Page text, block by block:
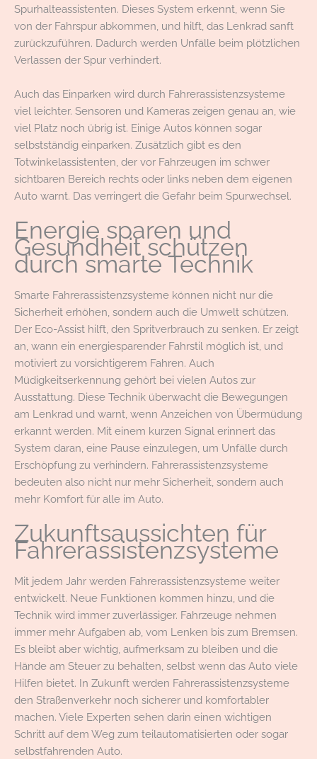
Spurhalteassistenten. Dieses System erkennt, wenn Sie
von der Fahrspur abkommen, und hilft, das Lenkrad sanft
zurückzuführen. Dadurch werden Unfälle beim plötzlichen
Verlassen der Spur verhindert.
Auch das Einparken wird durch Fahrerassistenzsysteme
viel leichter. Sensoren und Kameras zeigen genau an, wie
viel Platz noch übrig ist. Einige Autos können sogar
selbstständig einparken. Zusätzlich gibt es den
Totwinkelassistenten, der vor Fahrzeugen im schwer
sichtbaren Bereich rechts oder links neben dem eigenen
Auto warnt. Das verringert die Gefahr beim Spurwechsel.
Energie sparen und
Gesundheit schützen
durch smarte Technik
Smarte Fahrerassistenzsysteme können nicht nur die
Sicherheit erhöhen, sondern auch die Umwelt schützen.
Der Eco-Assist hilft, den Spritverbrauch zu senken. Er zeigt
an, wann ein energiesparender Fahrstil möglich ist, und
motiviert zu vorsichtigerem Fahren. Auch
Müdigkeitserkennung gehört bei vielen Autos zur
Ausstattung. Diese Technik überwacht die Bewegungen
am Lenkrad und warnt, wenn Anzeichen von Übermüdung
erkannt werden. Mit einem kurzen Signal erinnert das
System daran, eine Pause einzulegen, um Unfälle durch
Erschöpfung zu verhindern. Fahrerassistenzsysteme
bedeuten also nicht nur mehr Sicherheit, sondern auch
mehr Komfort für alle im Auto.
Zukunftsaussichten für
Fahrerassistenzsysteme
Mit jedem Jahr werden Fahrerassistenzsysteme weiter
entwickelt. Neue Funktionen kommen hinzu, und die
Technik wird immer zuverlässiger. Fahrzeuge nehmen
immer mehr Aufgaben ab, vom Lenken bis zum Bremsen.
Es bleibt aber wichtig, aufmerksam zu bleiben und die
Hände am Steuer zu behalten, selbst wenn das Auto viele
Hilfen bietet. In Zukunft werden Fahrerassistenzsysteme
den Straßenverkehr noch sicherer und komfortabler
machen. Viele Experten sehen darin einen wichtigen
Schritt auf dem Weg zum teilautomatisierten oder sogar
selbstfahrenden Auto.